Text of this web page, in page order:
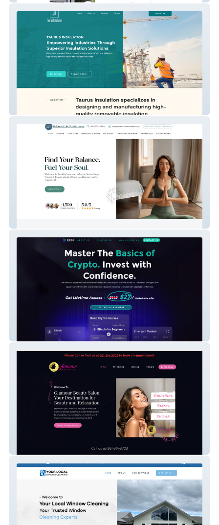
Edge Defi Group
Glamour Beauty Salon